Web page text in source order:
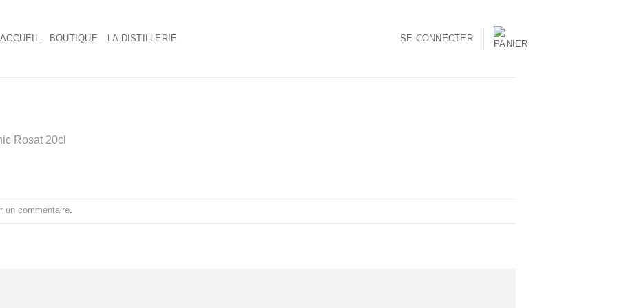
ACCUEIL BOUTIQUE LA DISTILLERIE SE CONNECTER
Rosat 20cl
un commentaire